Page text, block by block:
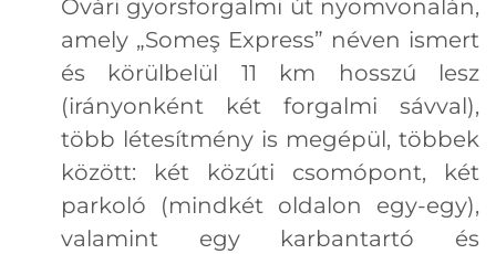
Óvári gyorsforgalmi út nyomvonalán,
amely „Someş Express” néven ismert
és körülbelül 11 km hosszú lesz
(irányonként két forgalmi sávval),
több létesítmény is megépül, többek
között: két közúti csomópont, két
parkoló (mindkét oldalon egy-egy),
valamint egy karbantartó és